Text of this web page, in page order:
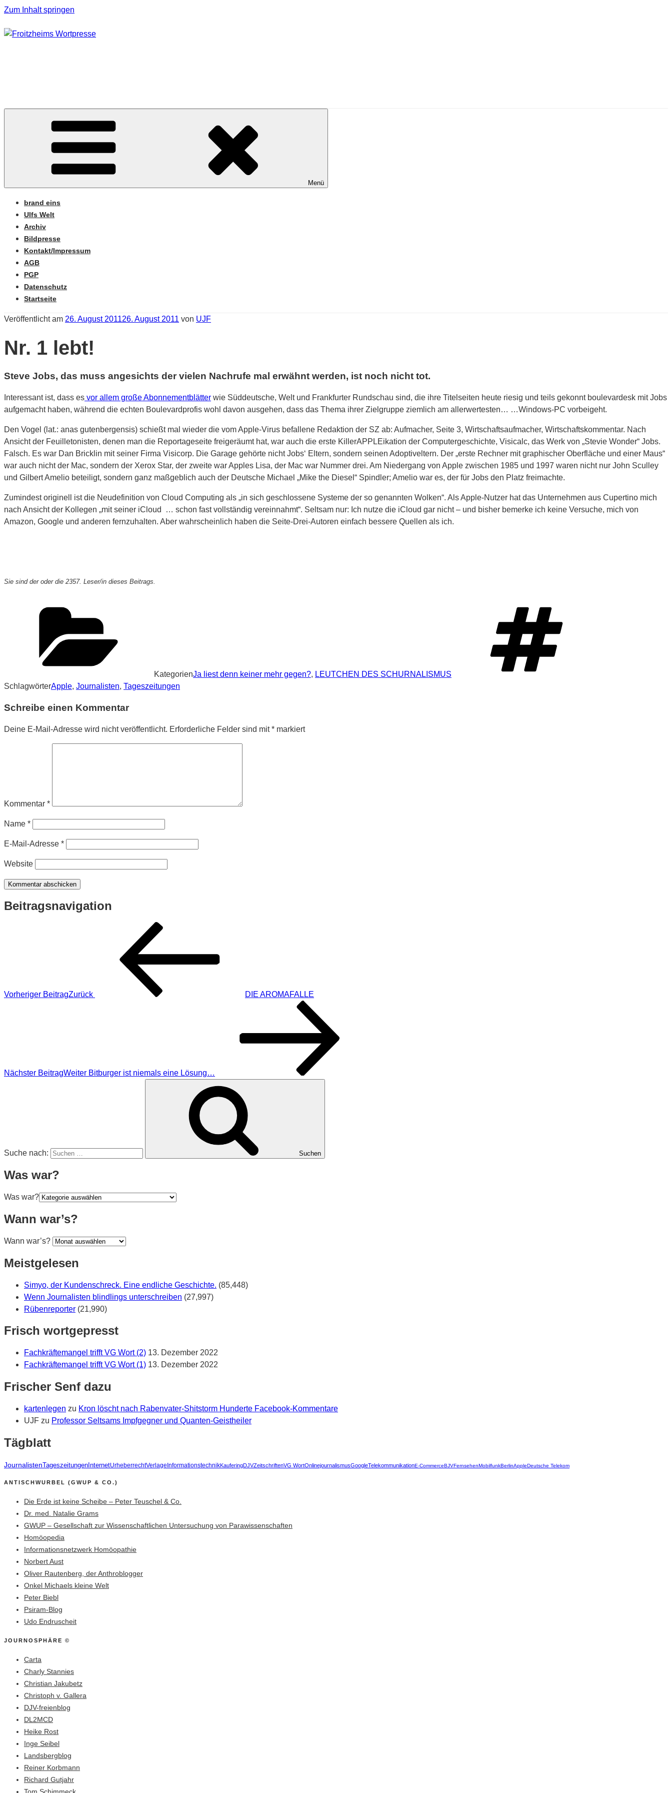
Zum Inhalt springen
Menü
brand eins
Ulfs Welt
Archiv
Bildpresse
Kontakt/Impressum
AGB
PGP
Datenschutz
Startseite
Veröffentlicht am 26. August 201126. August 2011 von UJF
Nr. 1 lebt!
Steve Jobs, das muss angesichts der vielen Nachrufe mal erwähnt werden, ist noch nicht tot.
Interessant ist, dass es vor allem große Abonnementblätter wie Süddeutsche, Welt und Frankfurter Rundschau sind, die ihre Titelseiten heute riesig und teils gekonnt boulevardesk mit Jobs
aufgemacht haben, während die echten Boulevardprofis wohl davon ausgehen, dass das Thema ihrer Zielgruppe ziemlich am allerwertesten… …Windows-PC vorbeigeht.
Den Vogel (lat.: anas gutenbergensis) schießt mal wieder die vom Apple-Virus befallene Redaktion der SZ ab: Aufmacher, Seite 3, Wirtschaftsaufmacher, Wirtschaftskommentar. Nach
Ansicht der Feuilletonisten, denen man die Reportageseite freigeräumt hat, war auch die erste KillerAPPLEikation der Computergeschichte, Visicalc, das Werk von „Stevie Wonder“ Jobs.
Falsch. Es war Dan Bricklin mit seiner Firma Visicorp. Die Garage gehörte nicht Jobs‘ Eltern, sondern seinen Adoptiveltern. Der „erste Rechner mit graphischer Oberfläche und einer Maus“
war auch nicht der Mac, sondern der Xerox Star, der zweite war Apples Lisa, der Mac war Nummer drei. Am Niedergang von Apple zwischen 1985 und 1997 waren nicht nur John Sculley
und Gilbert Amelio beteiligt, sondern ganz maßgeblich auch der Deutsche Michael „Mike the Diesel“ Spindler; Amelio war es, der für Jobs den Platz freimachte.
Zumindest originell ist die Neudefinition von Cloud Computing als „in sich geschlossene Systeme der so genannten Wolken“. Als Apple-Nutzer hat das Unternehmen aus Cupertino mich
nach Ansicht der Kollegen „mit seiner iCloud … schon fast vollständig vereinnahmt“. Seltsam nur: Ich nutze die iCloud gar nicht – und bisher bemerke ich keine Versuche, mich von
Amazon, Google und anderen fernzuhalten. Aber wahrscheinlich haben die Seite-Drei-Autoren einfach bessere Quellen als ich.
Sie sind der oder die 2357. Leser/in dieses Beitrags.
KategorienJa liest denn keiner mehr gegen?, LEUTCHEN DES SCHURNALISMUS
SchlagwörterApple, Journalisten, Tageszeitungen
Schreibe einen Kommentar
Deine E-Mail-Adresse wird nicht veröffentlicht. Erforderliche Felder sind mit* markiert
Kommentar *
Name *
E-Mail-Adresse *
Website
Beitragsnavigation
Vorheriger BeitragZurück DIE AROMAFALLE
Nächster BeitragWeiter Bitburger ist niemals eine Lösung…
Suche nach: Suchen
Was war?
Was war?
Wann war’s?
Wann war’s?
Meistgelesen
Simyo, der Kundenschreck. Eine endliche Geschichte. (85,448)
Wenn Journalisten blindlings unterschreiben (27,997)
Rübenreporter (21,990)
Frisch wortgepresst
Fachkräftemangel trifft VG Wort (2) 13. Dezember 2022
Fachkräftemangel trifft VG Wort (1) 13. Dezember 2022
Frischer Senf dazu
kartenlegen zu Kron löscht nach Rabenvater-Shitstorm Hunderte Facebook-Kommentare
UJF zu Professor Seltsams Impfgegner und Quanten-Geistheiler
Tägblatt
JournalistenTageszeitungen InternetUrheberrechtVerlage InformationstechnikKauferingDJVZeitschriftenVG WortOnlinejournalismusGoogleTelekommunikationE-CommerceBJVFernsehenMobilfunkBerlinAppleDeutsche Telekom
ANTISCHWURBEL (GWUP & CO.)
Die Erde ist keine Scheibe – Peter Teuschel & Co.
Dr. med. Natalie Grams
GWUP – Gesellschaft zur Wissenschaftlichen Untersuchung von Parawissenschaften
Homöopedia
Informationsnetzwerk Homöopathie
Norbert Aust
Oliver Rautenberg, der Anthroblogger
Onkel Michaels kleine Welt
Peter Biebl
Psiram-Blog
Udo Endruscheit
JOURNOSPHÄRE ©
Carta
Charly Stannies
Christian Jakubetz
Christoph v. Gallera
DJV-freienblog
DL2MCD
Heike Rost
Inge Seibel
Landsbergblog
Reiner Korbmann
Richard Gutjahr